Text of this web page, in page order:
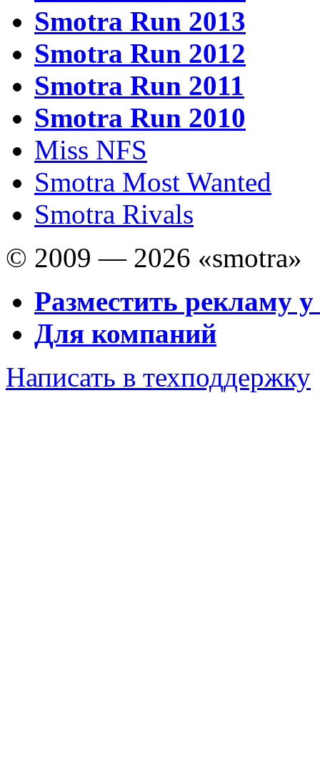
Smotra Run 2013
Smotra Run 2012
Smotra Run 2011
Smotra Run 2010
Miss NFS
Smotra Most Wanted
Smotra Rivals
© 2009 — 2026 «smotra»
Разместить рекламу у
Для компаний
Написать в техподдержку